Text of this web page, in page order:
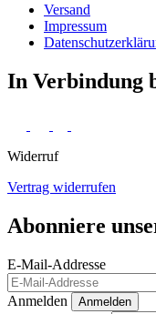
Versand
Impressum
In Verbindung
Widerruf
Vertrag widerrufen
Abonniere
E-Mail-Addresse
Anmelden Anmelden